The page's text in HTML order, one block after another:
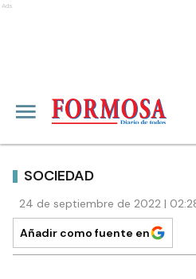
Ads
SOCIEDAD
24 de septiembre de 2022 |
Añadir como fuente en